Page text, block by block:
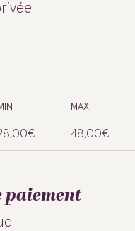
MAX
48,00€
paiement